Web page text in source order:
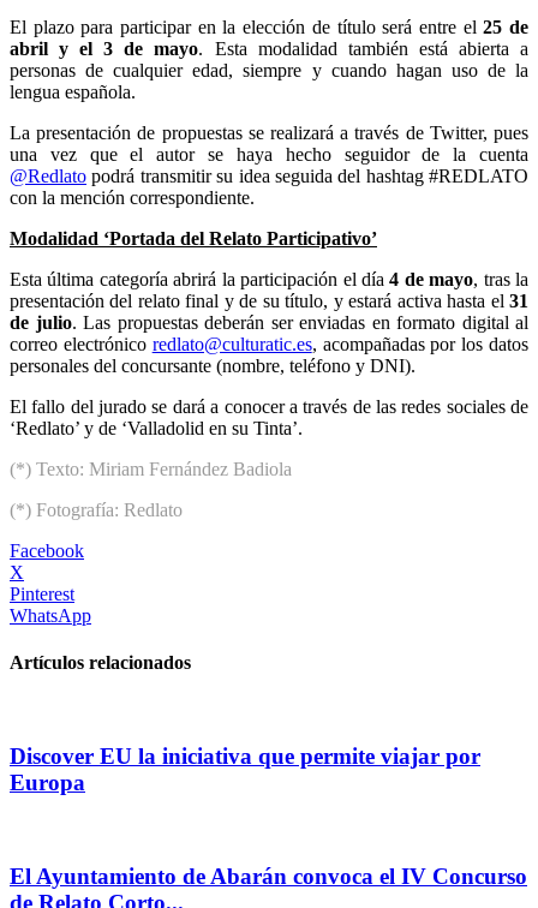
El plazo para participar en la elección de título será entre el25 de
abril y el 3 de mayo. Esta modalidad también está abierta a
personas de cualquier edad, siempre y cuando hagan uso de la
lengua española.
La presentación de propuestas se realizará a través de Twitter, pues
una vez que el autor se haya hecho seguidor de la cuenta
@Redlato podrá transmitir su idea seguida del hashtag #REDLATO
con la mención correspondiente.
Modalidad ‘Portada del Relato Participativo’
Esta última categoría abrirá la participación el día4 de mayo, tras la
presentación del relato final y de su título, y estará activa hasta el 31
de julio. Las propuestas deberán ser enviadas en formato digital al
correo electrónico redlato@culturatic.es, acompañadas por los datos
personales del concursante (nombre, teléfono y DNI).
El fallo del jurado se dará a conocer a través de las redes sociales de
‘Redlato’ y de ‘Valladolid en su Tinta’.
(*) Texto: Miriam Fernández Badiola
(*) Fotografía: Redlato
Facebook
X
Pinterest
WhatsApp
Artículos relacionados
Discover EU la iniciativa que permite viajar por
Europa
El Ayuntamiento de Abarán convoca el IV Concurso
de Relato Corto...